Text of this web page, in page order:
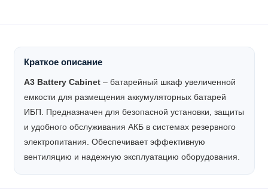
Краткое описание
A3 Battery Cabinet– батарейный шкаф увеличенной
емкости для размещения аккумуляторных батарей
ИБП. Предназначен для безопасной установки, защиты
и удобного обслуживания АКБ в системах резервного
электропитания. Обеспечивает эффективную
вентиляцию и надежную эксплуатацию оборудования.